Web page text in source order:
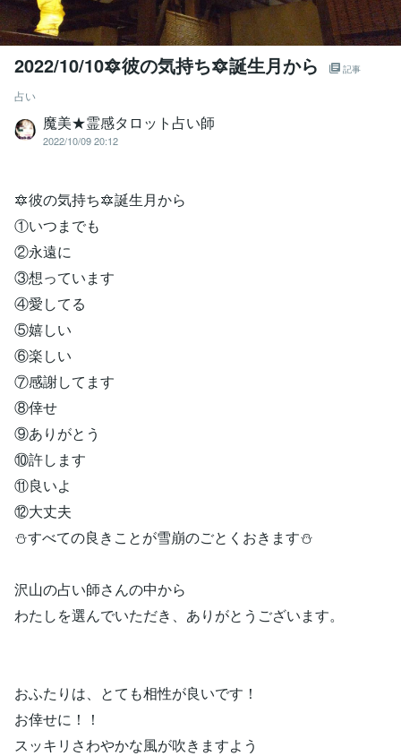
2022/10/10🔯彼の気持ち🔯誕生月から 記事
占い
魔美★霊感タロット占い師
2022/10/09 20:12
🔯彼の気持ち🔯誕生月から
①いつまでも
②永遠に
③想っています
④愛してる
⑤嬉しい
⑥楽しい
⑦感謝してます
⑧倖せ
⑨ありがとう
⑩許します
⑪良いよ
⑫大丈夫
⛄すべての良きことが雪崩のごとくおきます⛄
沢山の占い師さんの中から
わたしを選んでいただき、ありがとうございます。
おふたりは、とても相性が良いです！
お倖せに！！
スッキリさわやかな風が吹きますよう